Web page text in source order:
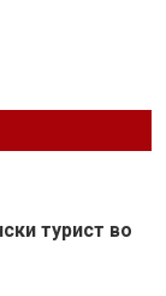
турист во